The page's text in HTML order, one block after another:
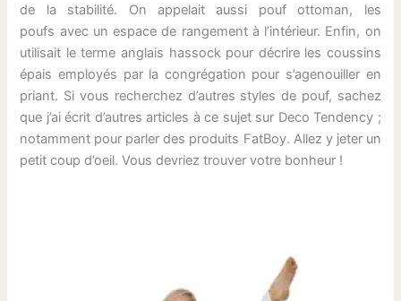
de la stabilité. On appelait aussi pouf ottoman, les
poufs avec un espace de rangement à l’intérieur. Enfin, on
utilisait le terme anglais hassock pour décrire les coussins
épais employés par la congrégation pour s’agenouiller en
priant. Si vous recherchez d’autres styles de pouf, sachez
que j’ai écrit d’autres articles à ce sujet sur Deco Tendency ;
notamment pour parler des produits FatBoy. Allez y jeter un
petit coup d’oeil. Vous devriez trouver votre bonheur !